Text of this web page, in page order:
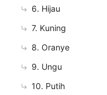
6. Hijau
7. Kuning
8. Oranye
9. Ungu
10. Putih